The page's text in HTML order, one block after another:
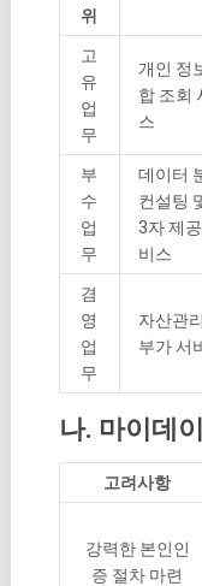
위
고
유
업
무
개인 정
합 조회
스
부
수
업
무
데이터
컨설팅
3자 제
비스
겸
영
업
무
자산관
부가 서
나. 마이데
고려사항
강력한 본인인
증 절차 마련